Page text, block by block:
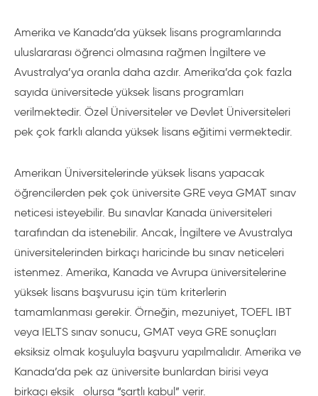
Amerika ve Kanada’da yüksek lisans programlarında
uluslararası öğrenci olmasına rağmen İngiltere ve
Avustralya’ya oranla daha azdır. Amerika’da çok fazla
sayıda üniversitede yüksek lisans programları
verilmektedir. Özel Üniversiteler ve Devlet Üniversiteleri
pek çok farklı alanda yüksek lisans eğitimi vermektedir.
Amerikan Üniversitelerinde yüksek lisans yapacak
öğrencilerden pek çok üniversite GRE veya GMAT sınav
neticesi isteyebilir. Bu sınavlar Kanada üniversiteleri
tarafından da istenebilir. Ancak, İngiltere ve Avustralya
üniversitelerinden birkaçı haricinde bu sınav neticeleri
istenmez. Amerika, Kanada ve Avrupa üniversitelerine
yüksek lisans başvurusu için tüm kriterlerin
tamamlanması gerekir. Örneğin, mezuniyet, TOEFL IBT
veya IELTS sınav sonucu, GMAT veya GRE sonuçları
eksiksiz olmak koşuluyla başvuru yapılmalıdır. Amerika ve
Kanada’da pek az üniversite bunlardan birisi veya
birkaçı eksik olursa “şartlı kabul” verir.